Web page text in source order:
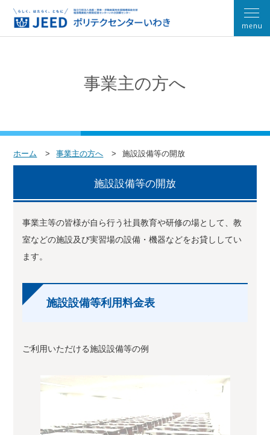
事業主の方へ
ホーム 事業主の方へ 施設設備等の開放
施設設備等の開放
事業主等の皆様が自ら行う社員教育や研修の場として、教
室などの施設及び実習場の設備・機器などをお貸ししてい
ます。
施設設備等利用料金表
ご利用いただける施設設備等の例